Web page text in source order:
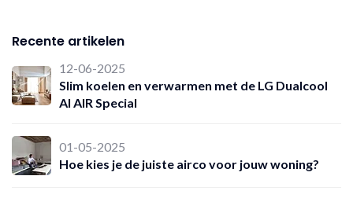
Recente artikelen
12-06-2025
Slim koelen en verwarmen met de LG Dualcool
AI AIR Special
01-05-2025
Hoe kies je de juiste airco voor jouw woning?